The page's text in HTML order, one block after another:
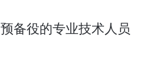
备役的专业技术人员